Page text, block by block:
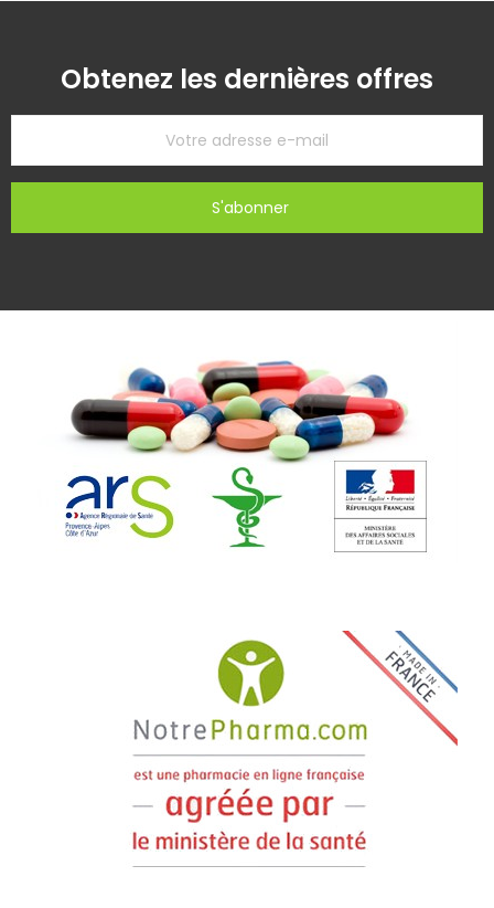
Obtenez les dernières offres
S'abonner